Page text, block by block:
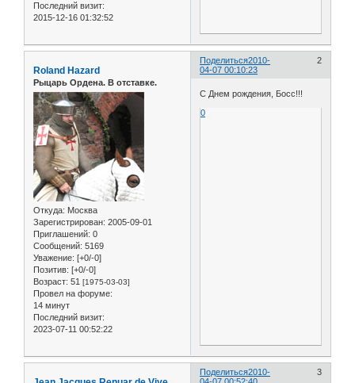
Последний визит:
2015-12-16 01:32:52
Поделиться 2
2010-
04-07 00:10:23
Roland Hazard
Рыцарь Ордена. В отставке.
Откуда: Москва
Зарегистрирован: 2005-09-01
Приглашений: 0
Сообщений: 5169
Уважение: [+0/-0]
Позитив: [+0/-0]
Возраст: 51 [1975-03-03]
Провел на форуме:
14 минут
Последний визит:
2023-07-11 00:52:22
С Днем рождения, Босс!!!
0
Поделиться 3
2010-